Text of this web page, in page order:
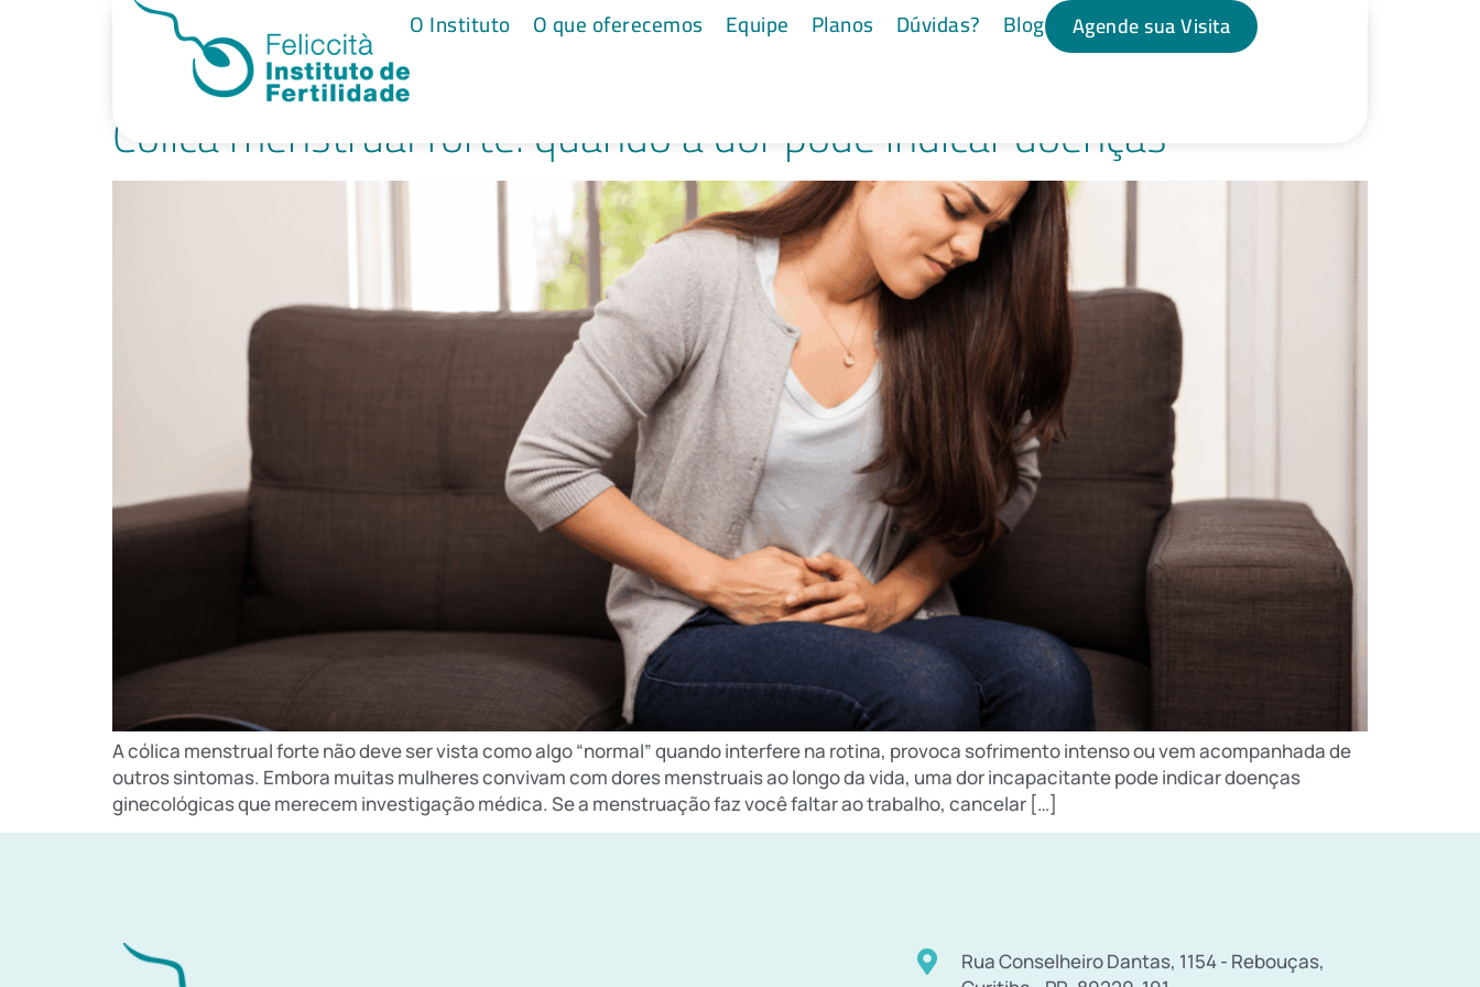
O Instituto O que oferecemos Equipe Planos Dúvidas? Blog Agende sua Visita
Tag:ginecologia
Cólica menstrual forte: quando a dor pode indicar doenças
A cólica menstrual forte não deve ser vista como algo “normal” quando interfere na rotina, provoca sofrimento intenso ou vem acompanhada de
outros sintomas. Embora muitas mulheres convivam com dores menstruais ao longo da vida, uma dor incapacitante pode indicar doenças
ginecológicas que merecem investigação médica. Se a menstruação faz você faltar ao trabalho, cancelar […]
Rua Conselheiro Dantas, 1154 - Rebouças,